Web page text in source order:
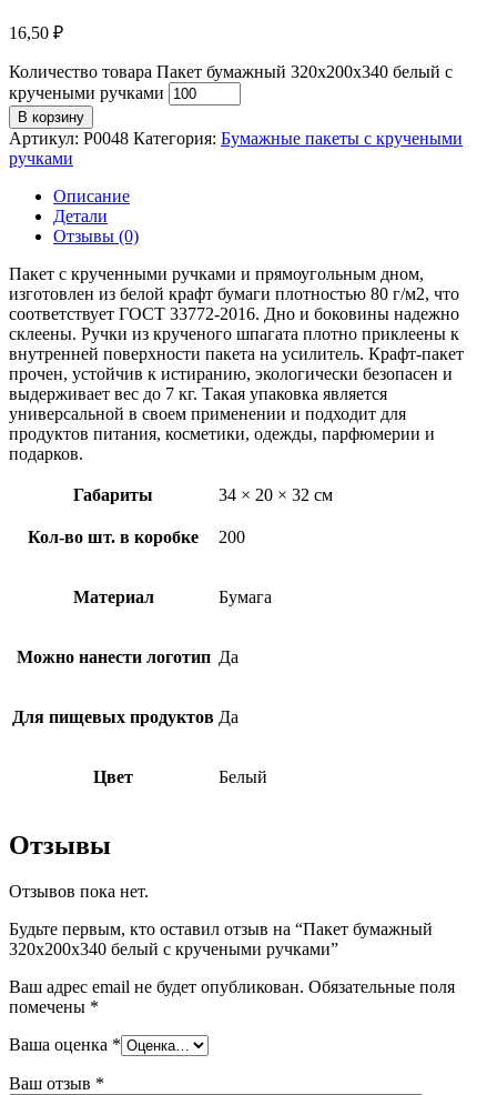
16,50 ₽
Количество товара Пакет бумажный 320х200х340 белый с
кручеными ручками
В корзину
Артикул: P0048 Категория: Бумажные пакеты с кручеными
ручками
Описание
Детали
Отзывы (0)
Пакет с крученными ручками и прямоугольным дном,
изготовлен из белой крафт бумаги плотностью 80 г/м2, что
соответствует ГОСТ 33772-2016. Дно и боковины надежно
склеены. Ручки из крученого шпагата плотно приклеены к
внутренней поверхности пакета на усилитель. Крафт-пакет
прочен, устойчив к истиранию, экологически безопасен и
выдерживает вес до 7 кг. Такая упаковка является
универсальной в своем применении и подходит для
продуктов питания, косметики, одежды, парфюмерии и
подарков.
Габариты 34 × 20 × 32 см
Кол-во шт. в коробке 200
Материал Бумага
Можно нанести логотип Да
Для пищевых продуктов Да
Цвет Белый
Отзывы
Отзывов пока нет.
Будьте первым, кто оставил отзыв на “Пакет бумажный
320х200х340 белый с кручеными ручками”
Ваш адрес email не будет опубликован. Обязательные поля
помечены *
Ваша оценка *
Ваш отзыв *